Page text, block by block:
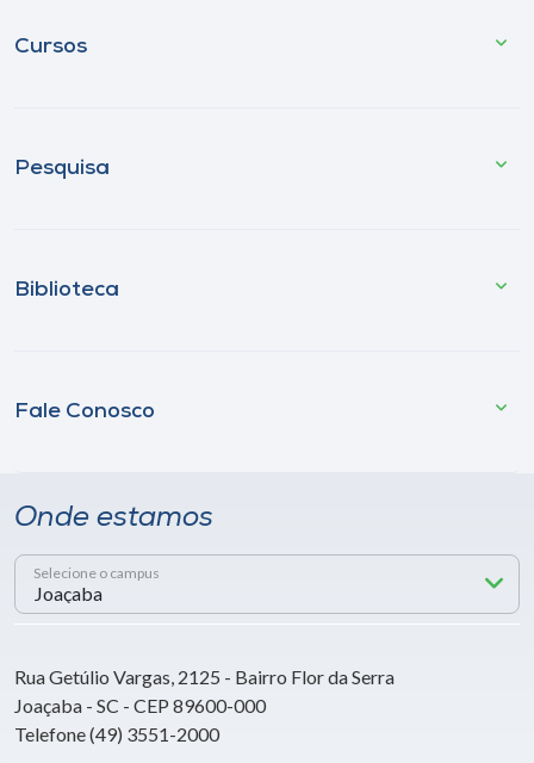
Cursos
Pesquisa
Biblioteca
Fale Conosco
Onde estamos
Selecione o campus
Rua Getúlio Vargas, 2125 - Bairro Flor da Serra
Joaçaba - SC - CEP 89600-000
Telefone (49) 3551-2000